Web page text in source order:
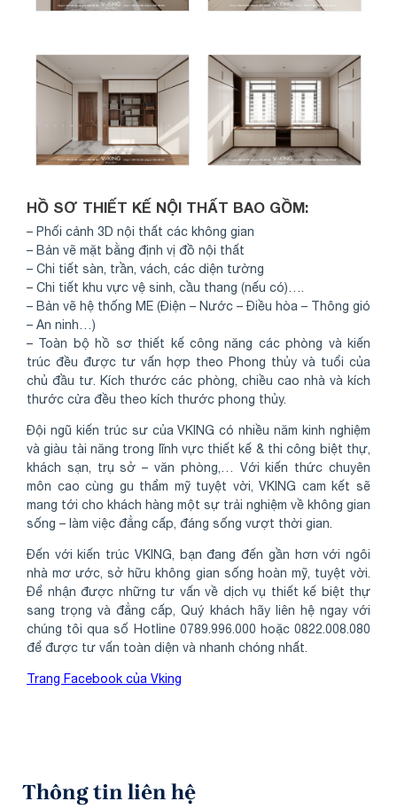
HỒ SƠ THIẾT KẾ NỘI THẤT BAO GỒM:
– Phối cảnh 3D nội thất các không gian
– Bản vẽ mặt bằng định vị đồ nội thất
– Chi tiết sàn, trần, vách, các diện tường
– Chi tiết khu vực vệ sinh, cầu thang (nếu có)….
– Bản vẽ hệ thống ME (Điện – Nước – Điều hòa – Thông gió
– An ninh…)
– Toàn bộ hồ sơ thiết kế công năng các phòng và kiến
trúc đều được tư vấn hợp theo Phong thủy và tuổi của
chủ đầu tư. Kích thước các phòng, chiều cao nhà và kích
thước cửa đều theo kích thước phong thủy.
Đội ngũ kiến trúc sư của VKING có nhiều năm kinh nghiệm
và giàu tài năng trong lĩnh vực thiết kế & thi công biệt thự,
khách sạn, trụ sở – văn phòng,… Với kiến thức chuyên
môn cao cùng gu thẩm mỹ tuyệt vời, VKING cam kết sẽ
mang tới cho khách hàng một sự trải nghiệm về không gian
sống – làm việc đẳng cấp, đáng sống vượt thời gian.
Đến với kiến trúc VKING, bạn đang đến gần hơn với ngôi
nhà mơ ước, sở hữu không gian sống hoàn mỹ, tuyệt vời.
Để nhận được những tư vấn về dịch vụ thiết kế biệt thự
sang trọng và đẳng cấp, Quý khách hãy liên hệ ngay với
chúng tôi qua số Hotline 0789.996.000 hoặc 0822.008.080
để được tư vấn toàn diện và nhanh chóng nhất.
Trang Facebook của Vking
Thông tin liên hệ